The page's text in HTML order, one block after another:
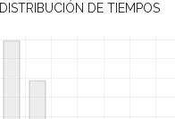
DISTRIBUCIÓN DE TIEMPOS